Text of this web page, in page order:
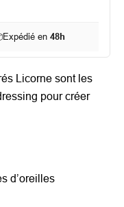
Expédié en48h
Licorne sont les
pour créer
d’oreilles